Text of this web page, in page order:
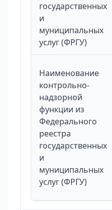
государственных
и
муниципальных
услуг (ФРГУ)
Наименование
контрольно-
надзорной
функции из
Федерального
реестра
государственных
и
муниципальных
услуг (ФРГУ)